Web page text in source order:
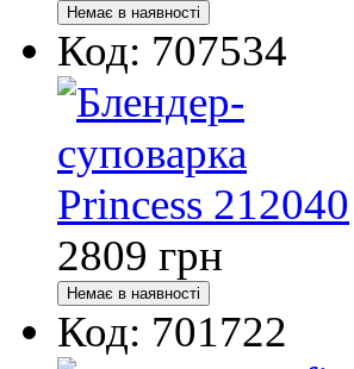
Код: 707534
2809 грн
Код: 701722